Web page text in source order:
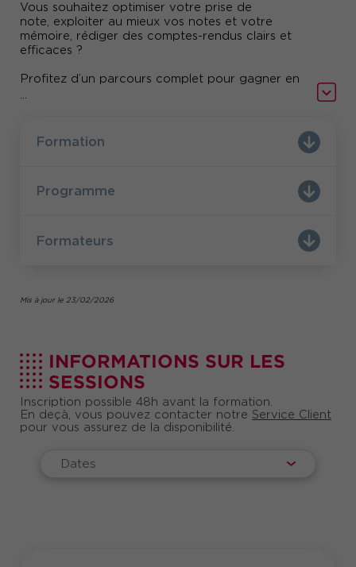
Vous souhaitez optimiser votre prise de
note, exploiter au mieux vos notes et votre
mémoire, rédiger des comptes-rendus clairs et
efficaces ?
Profitez d’un parcours complet pour gagner en
utilisée en milieu professionnel.
sur les techniques de prise de notes et rédaction
de compte-rendu de réunion, bénéficiez des
votre vocabulaire, progresser en rédaction,
...
Formation
Programme
Formateurs
Mis à jour le 23/02/2026
INFORMATIONS SUR LES
SESSIONS
Inscription possible 48h avant la formation.
En deçà, vous pouvez contacter notre Service Client
pour vous assurez de la disponibilité.
Dates